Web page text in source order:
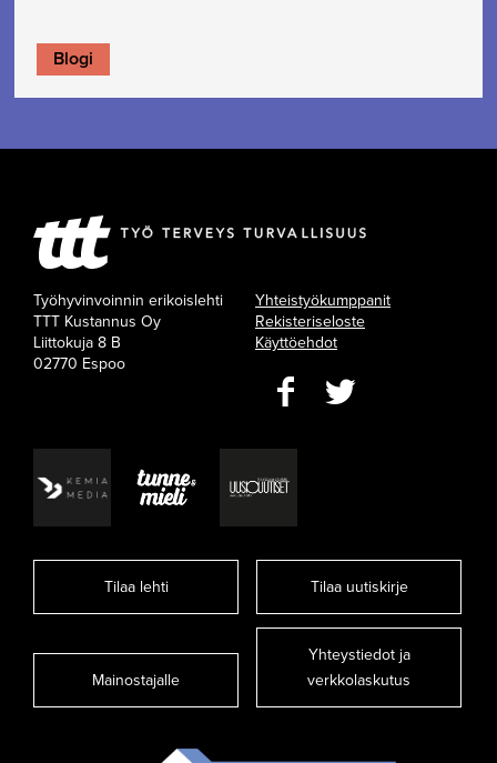
Blogi
Työhyvinvoinnin erikoislehti
TTT Kustannus Oy
Liittokuja 8 B
02770 Espoo
Yhteistyökumppanit
Rekisteriseloste
Käyttöehdot
Tilaa lehti Tilaa uutiskirje
Mainostajalle
Yhteystiedot ja
verkkolaskutus